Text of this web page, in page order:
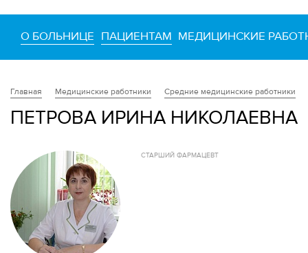
О БОЛЬНИЦЕ ПАЦИЕНТАМ МЕДИЦИНСКИЕ
Главная Медицинские работники Средние медицинские работники
ПЕТРОВА ИРИНА НИКОЛАЕВНА
СТАРШИЙ ФАРМАЦЕВТ